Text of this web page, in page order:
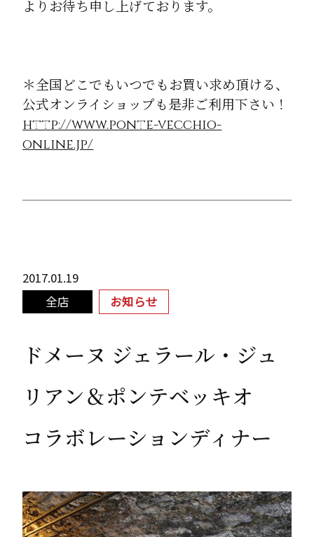
よりお待ち申し上げております。
＊全国どこでもいつでもお買い求め頂ける、
公式オンライショップも是非ご利用下さい！
http://www.ponte-vecchio-
online.jp/
2017.01.19
全店
お知らせ
ドメーヌ ジェラール・ジュ
リアン＆ポンテベッキオ
コラボレーションディナー